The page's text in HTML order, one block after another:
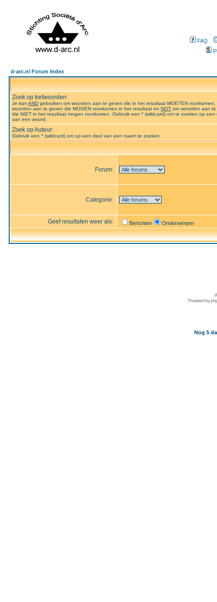
FAQ
d-arc.nl Forum Index
Zoek op trefwoorden:
Je kan AND gebruiken om woorden aan te geven die in het resultaat MOETEN voorkomen,
woorden aan te geven die MOGEN voorkomen in het resultaat en NOT om woorden aan
die NIET in het resultaat mogen voorkomen. Gebruik een * (wildcard) om te zoeken op een
van een woord.
Zoek op Auteur:
Gebruik een * (wildcard) om op een deel van een naam te zoeken
Forum:
Categorie:
Geef resultaten weer als: Berichten Onderwerpen
Powered by
Nog 5